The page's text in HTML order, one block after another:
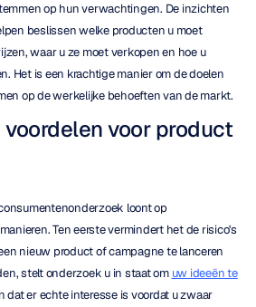
op hun verwachtingen. De inzichten
beslissen welke producten u moet
waar u ze moet verkopen en hoe u
Het is een krachtige manier om de doelen
op de werkelijke behoeften van de markt.
voor product
loont op
Ten eerste vermindert het de risico's
nieuw product of campagne te lanceren
stelt onderzoek u in staat om uw ideeën te
dat er echte interesse is voordat u zwaar